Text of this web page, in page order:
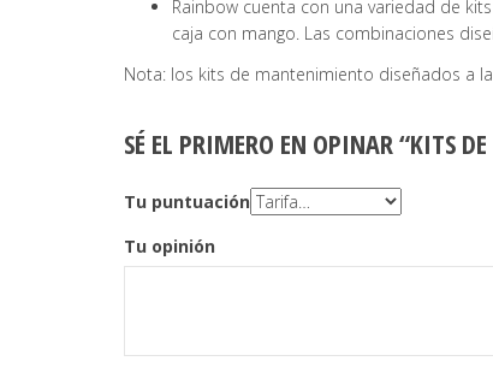
Rainbow cuenta con una variedad de
caja con mango. Las combinaciones
Nota: los kits de mantenimiento diseñados a
SÉ EL PRIMERO EN OPINAR “KITS
Tu puntuación
Tu opinión